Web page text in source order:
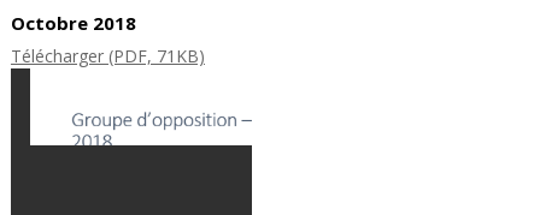
Octobre 2018
Télécharger (PDF, 71KB)